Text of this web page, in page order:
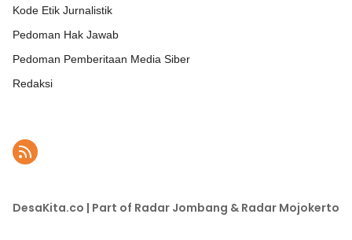
Kode Etik Jurnalistik
Pedoman Hak Jawab
Pedoman Pemberitaan Media Siber
Redaksi
DesaKita.co | Part of Radar Jombang & Radar Mojokerto